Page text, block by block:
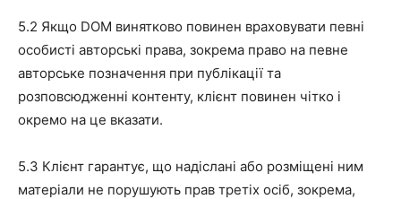
5.2 Якщо DOM винятково повинен враховувати певні
особисті авторські права, зокрема право на певне
авторське позначення при публікації та
розповсюдженні контенту, клієнт повинен чітко і
окремо на це вказати.
5.3 Клієнт гарантує, що надіслані або розміщені ним
матеріали не порушують прав третіх осіб, зокрема,